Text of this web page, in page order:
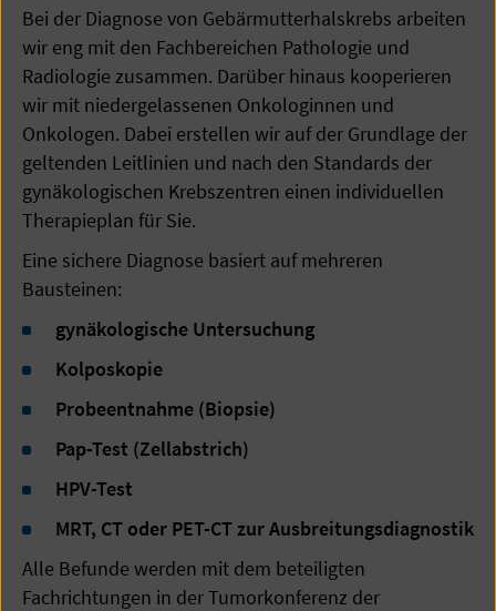
Bei der Diagnose von Gebärmutterhalskrebs arbeiten
wir eng mit den Fachbereichen Pathologie und
Radiologie zusammen. Darüber hinaus kooperieren
wir mit niedergelassenen Onkologinnen und
Onkologen. Dabei erstellen wir auf der Grundlage der
geltenden Leitlinien und nach den Standards der
gynäkologischen Krebszentren einen individuellen
Therapieplan für Sie.
Eine sichere Diagnose basiert auf mehreren
Bausteinen:
gynäkologische Untersuchung
Kolposkopie
Probeentnahme (Biopsie)
Pap-Test (Zellabstrich)
HPV-Test
MRT, CT oder PET-CT zur Ausbreitungsdiagnostik
Alle Befunde werden mit dem beteiligten
Fachrichtungen in der Tumorkonferenz der